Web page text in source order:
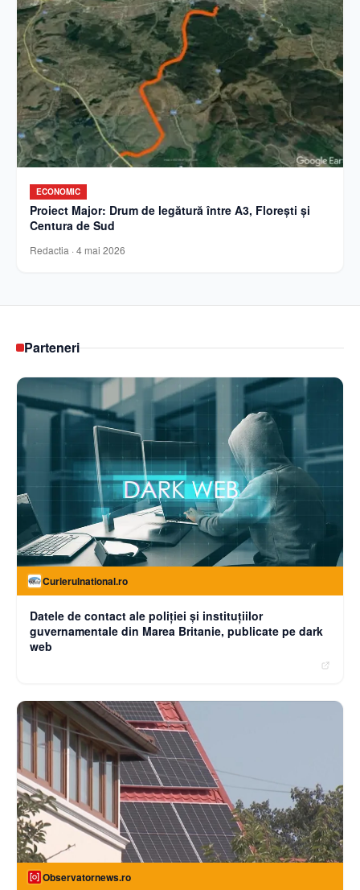
ECONOMIC
Proiect Major: Drum de legătură între A3, Florești și
Centura de Sud
Redactia · 4 mai 2026
Parteneri
Curierulnational.ro
Datele de contact ale poliției și instituțiilor
guvernamentale din Marea Britanie, publicate pe dark
web
Observatornews.ro